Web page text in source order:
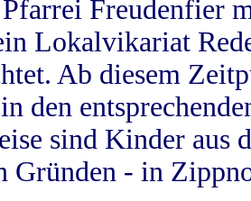
Pfarrei Freudenfier
Lokalvikariat
Ab diesem
den
sind Kinder aus
Gründen - in